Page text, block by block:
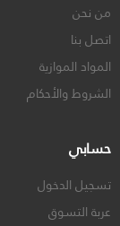
من نحن
اتصل بنا
المواد الموازية
الشروط والأحكام
حسابي
تسجيل الدخول
عربة التسوق